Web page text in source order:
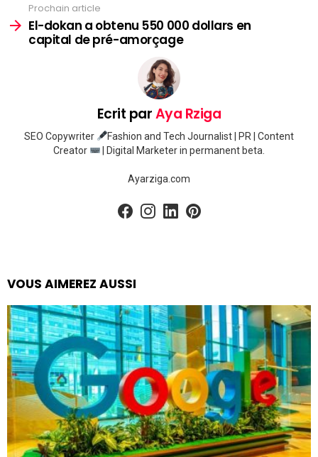
Prochain article
El-dokan a obtenu 550 000 dollars en
capital de pré-amorçage
Ecrit parAya Rziga
SEO Copywriter
Fashion and Tech Journalist | PR | Content
Creator
| Digital Marketer in permanent beta.
Ayarziga.com
VOUS AIMEREZ AUSSI